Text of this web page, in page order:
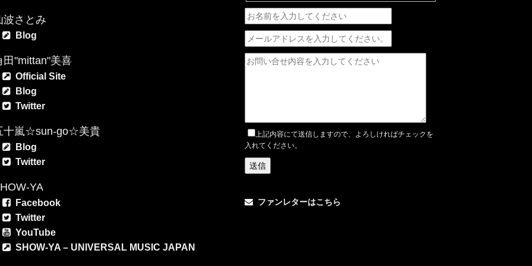
波さとみ
Blog
田"mittan"美喜
Official Site
Blog
Twitter
十嵐☆sun-go☆美貴
Blog
Twitter
YA
Facebook
Twitter
YouTube
SHOW-YA – UNIVERSAL MUSIC JAPAN
上記内容にて送信しますので、よろしければチェックを
入れてください。
ファンレターはこちら